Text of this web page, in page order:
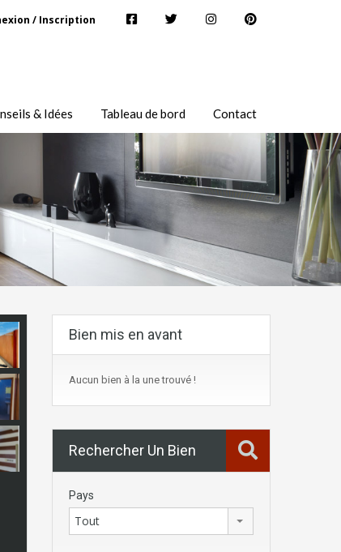
/ Inscription
& Idées Tableau de bord Contact
Bien mis en avant
Aucun bien à la une trouvé !
Rechercher Un Bien
Pays
Tout